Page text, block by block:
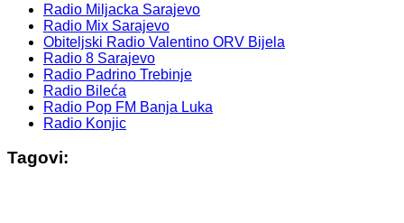
Radio Miljacka Sarajevo
Radio Mix Sarajevo
Obiteljski Radio Valentino ORV Bijela
Radio 8 Sarajevo
Radio Padrino Trebinje
Radio Bileća
Radio Pop FM Banja Luka
Radio Konjic
Tagovi: